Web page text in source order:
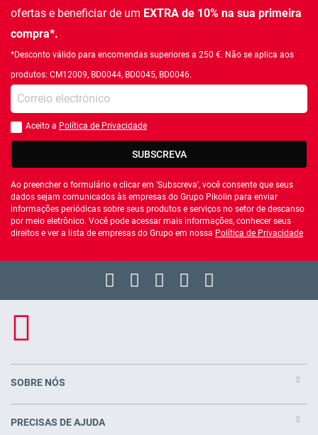
ofertas e beneficiar de um EXTRA de 10% na sua primeira
compra*.
*Desconto válido para encomendas superiores a 250 €. Não se aplica aos
produtos: CM12009, BD0044, BD0045, BD0046.
Introduza o seu email
Você deve aceitar a política de privacidade
Aceito a Política de Privacidade
SUBSCREVA
Ao preencher o formulário e clicar em 'Subscreva', você consente que seus
dados sejam comunicados às empresas do Grupo Pikolin para enviar
informações periódicas sobre seus produtos e serviços no setor de descanso
por meio eletrônico. Você pode acessar mais informações, conhecer seus
direitos e ver a lista de empresas do Grupo em nossa Política de Privacidade
SOBRE NÓS
PRECISAS DE AJUDA